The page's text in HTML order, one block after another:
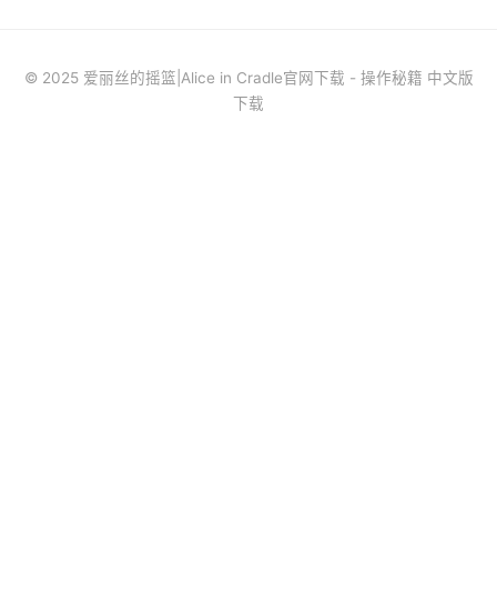
© 2025 爱丽丝的摇篮|Alice in Cradle官网下载 - 操作秘籍 中文版
下载